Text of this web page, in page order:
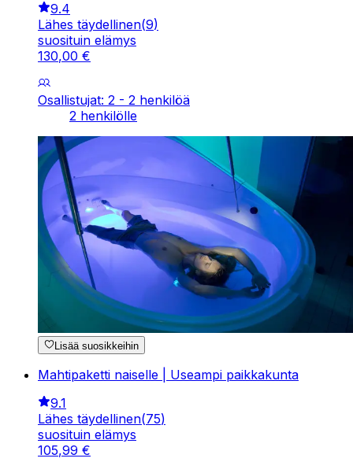
9.4
Lähes täydellinen(9)
suosituin elämys
130,00 €
Osallistujat: 2 - 2 henkilöä
2 henkilölle
Lisää suosikkeihin
Mahtipaketti naiselle | Useampi paikkakunta
9.1
Lähes täydellinen(75)
suosituin elämys
105,99 €